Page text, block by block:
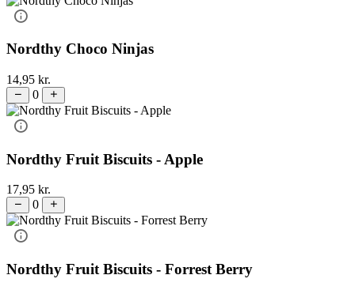
Nordthy Choco Ninjas
14,95 kr.
0
Nordthy Fruit Biscuits - Apple
17,95 kr.
0
Nordthy Fruit Biscuits - Forrest Berry